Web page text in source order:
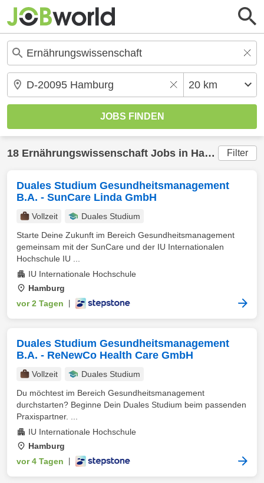
18 Ernährungswissenschaft Jobs in Hamburg (20
Filter
Duales Studium Gesundheitsmanagement
B.A. - SunCare Linda GmbH
Vollzeit
Duales Studium
Starte Deine Zukunft im Bereich Gesundheitsmanagement
gemeinsam mit der SunCare und der IU Internationalen
Hochschule IU ...
IU Internationale Hochschule
Hamburg
vor 2 Tagen
Duales Studium Gesundheitsmanagement
B.A. - ReNewCo Health Care GmbH
Vollzeit
Duales Studium
Du möchtest im Bereich Gesundheitsmanagement
durchstarten? Beginne Dein Duales Studium beim passenden
Praxispartner. ...
IU Internationale Hochschule
Hamburg
vor 4 Tagen